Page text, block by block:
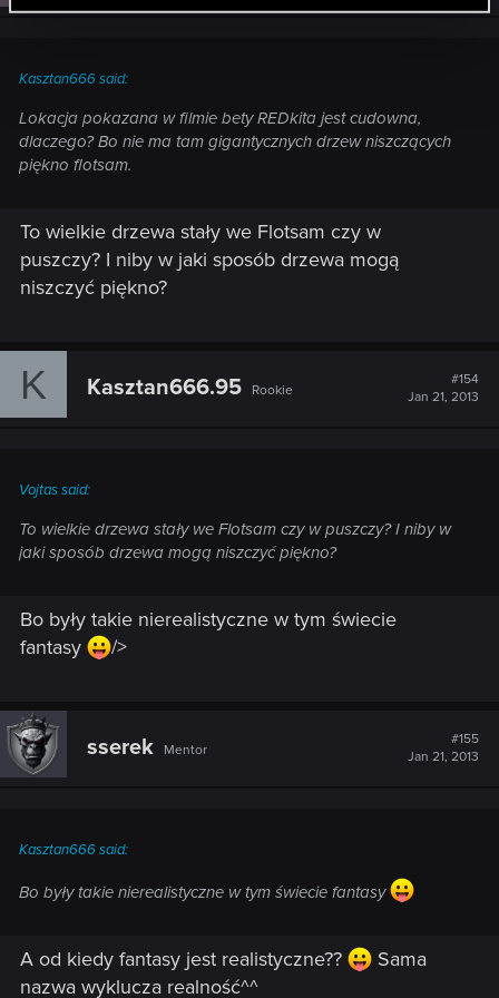
Kasztan666 said:
Lokacja pokazana w filmie bety REDkita jest cudowna,
dlaczego? Bo nie ma tam gigantycznych drzew niszczących
piękno flotsam.
To wielkie drzewa stały we Flotsam czy w
puszczy? I niby w jaki sposób drzewa mogą
niszczyć piękno?
K Kasztan666.95 Rookie
#154
Jan 21, 2013
Vojtas said:
To wielkie drzewa stały we Flotsam czy w puszczy? I niby w
jaki sposób drzewa mogą niszczyć piękno?
Bo były takie nierealistyczne w tym świecie
fantasy
/>
sserek Mentor
#155
Jan 21, 2013
Kasztan666 said:
Bo były takie nierealistyczne w tym świecie fantasy
A od kiedy fantasy jest realistyczne??
Sama
nazwa wyklucza realność^^